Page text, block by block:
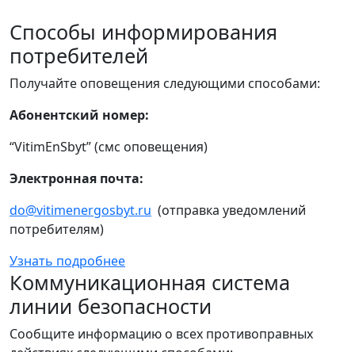
Способы информирования
потребителей
Получайте оповещения следующими способами:
Абонентский номер:
“VitimEnSbyt” (смс оповещения)
Электронная почта:
do@vitimenergosbyt.ru (отправка уведомлений
потребителям)
Узнать подробнее
Коммуникационная система
линии безопасности
Сообщите информацию о всех противоправных